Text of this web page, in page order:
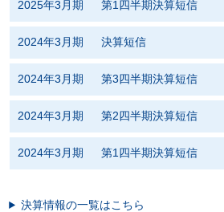
2025年3月期 第1四半期決算短信
2024年3月期 決算短信
2024年3月期 第3四半期決算短信
2024年3月期 第2四半期決算短信
2024年3月期 第1四半期決算短信
決算情報の一覧はこちら